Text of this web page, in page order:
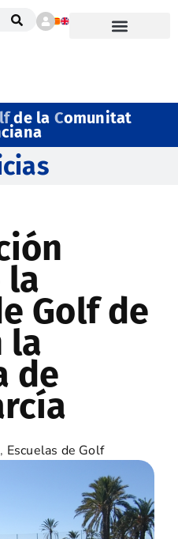
de la Comunitat
la
Golf de
la
de
, Escuelas de Golf